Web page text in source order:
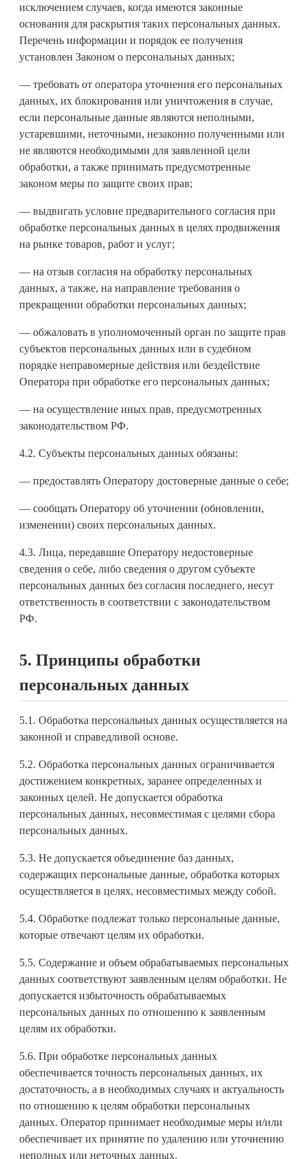
исключением случаев, когда имеются законные
основания для раскрытия таких персональных данных.
Перечень информации и порядок ее получения
установлен Законом о персональных данных;
— требовать от оператора уточнения его персональных
данных, их блокирования или уничтожения в случае,
если персональные данные являются неполными,
устаревшими, неточными, незаконно полученными или
не являются необходимыми для заявленной цели
обработки, а также принимать предусмотренные
законом меры по защите своих прав;
— выдвигать условие предварительного согласия при
обработке персональных данных в целях продвижения
на рынке товаров, работ и услуг;
— на отзыв согласия на обработку персональных
данных, а также, на направление требования о
прекращении обработки персональных данных;
— обжаловать в уполномоченный орган по защите прав
субъектов персональных данных или в судебном
порядке неправомерные действия или бездействие
Оператора при обработке его персональных данных;
— на осуществление иных прав, предусмотренных
законодательством РФ.
4.2. Субъекты персональных данных обязаны:
— предоставлять Оператору достоверные данные о себе;
— сообщать Оператору об уточнении (обновлении,
изменении) своих персональных данных.
4.3. Лица, передавшие Оператору недостоверные
сведения о себе, либо сведения о другом субъекте
персональных данных без согласия последнего, несут
ответственность в соответствии с законодательством
РФ.
5. Принципы обработки
персональных данных
5.1. Обработка персональных данных осуществляется на
законной и справедливой основе.
5.2. Обработка персональных данных ограничивается
достижением конкретных, заранее определенных и
законных целей. Не допускается обработка
персональных данных, несовместимая с целями сбора
персональных данных.
5.3. Не допускается объединение баз данных,
содержащих персональные данные, обработка которых
осуществляется в целях, несовместимых между собой.
5.4. Обработке подлежат только персональные данные,
которые отвечают целям их обработки.
5.5. Содержание и объем обрабатываемых персональных
данных соответствуют заявленным целям обработки. Не
допускается избыточность обрабатываемых
персональных данных по отношению к заявленным
целям их обработки.
5.6. При обработке персональных данных
обеспечивается точность персональных данных, их
достаточность, а в необходимых случаях и актуальность
по отношению к целям обработки персональных
данных. Оператор принимает необходимые меры и/или
обеспечивает их принятие по удалению или уточнению
неполных или неточных данных.